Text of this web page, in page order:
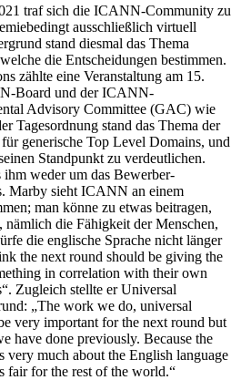
traf sich die ICANN-Community zu
ausschließlich virtuell
stand diesmal das Thema
die Entscheidungen bestimmen.
zählte eine Veranstaltung am 15.
Board und der ICANN-
Advisory Committee (GAC) wie
Tagesordnung stand das Thema der
generische Top Level Domains, und
Standpunkt zu verdeutlichen.
ihm weder um das Bewerber-
Marby sieht ICANN an einem
man könne zu etwas beitragen,
nämlich die Fähigkeit der Menschen,
die englische Sprache nicht länger
the next round should be giving the
in correlation with their own
Zugleich stellte er Universal
„The work we do, universal
very important for the next round but
have done previously. Because the
very much about the English language
fair for the rest of the world.“